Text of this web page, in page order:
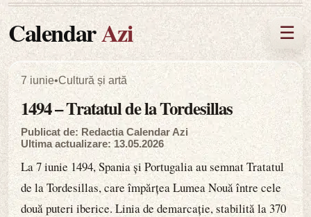
CalendarAzi ☰
7 iunie•Cultură și artă
1494 – Tratatul de la Tordesillas
Publicat de: Redactia Calendar Azi
Ultima actualizare: 13.05.2026
La 7 iunie 1494, Spania și Portugalia au semnat Tratatul
de la Tordesillas, care împărțea Lumea Nouă între cele
două puteri iberice. Linia de demarcație, stabilită la 370